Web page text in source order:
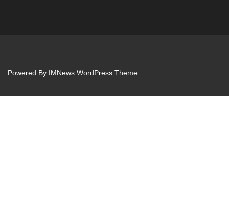
Powered By IMNews WordPress Theme